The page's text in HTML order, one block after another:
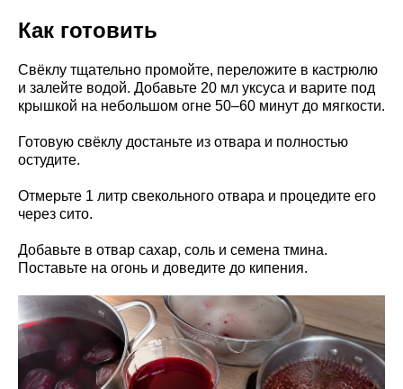
Как готовить
Свёклу тщательно промойте, переложите в кастрюлю
и залейте водой. Добавьте 20 мл уксуса и варите под
крышкой на небольшом огне 50–60 минут до мягкости.
Готовую свёклу достаньте из отвара и полностью
остудите.
Отмерьте 1 литр свекольного отвара и процедите его
через сито.
Добавьте в отвар сахар, соль и семена тмина.
Поставьте на огонь и доведите до кипения.